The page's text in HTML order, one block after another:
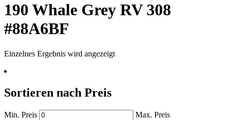
190 Whale Grey RV 308
#88A6BF
Einzelnes Ergebnis wird angezeigt
Sortieren nach Preis
Min. Preis Max. Preis